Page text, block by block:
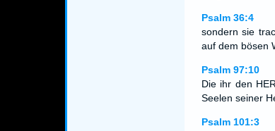
Psalm 36:4
sondern sie
auf dem bösen
Psalm 97:10
Die ihr den
Seelen seiner
Psalm 101:3